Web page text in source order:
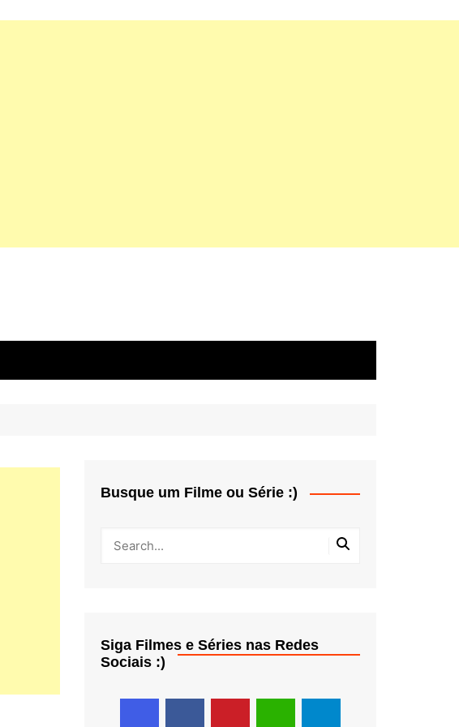
Busque um Filme ou Série :)
Siga Filmes e Séries nas Redes
Sociais :)